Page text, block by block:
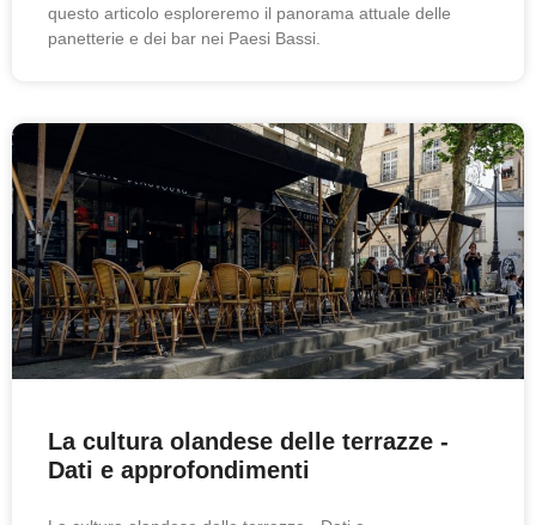
questo articolo esploreremo il panorama attuale delle
panetterie e dei bar nei Paesi Bassi.
La cultura olandese delle terrazze -
Dati e approfondimenti